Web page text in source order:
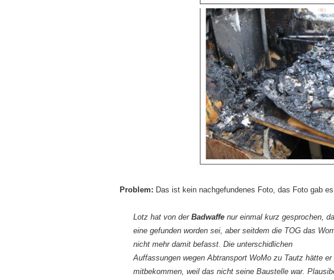
Problem: Das ist kein nachgefundenes Foto, das Foto gab
Lotz hat von der Badwaffe nur einmal kurz gesprochen,
eine gefunden worden sei, aber seitdem die TOG das
nicht mehr damit befasst. Die unterschidlichen
Auffassungen wegen Abtransport WoMo zu Tautz hätte
mitbekommen, weil das nicht seine Baustelle war.